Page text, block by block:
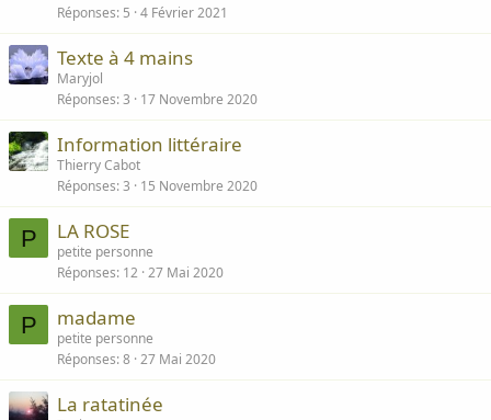
Réponses 5 4 Février 2021
Texte à 4 mains
Maryjol
Réponses 3 17 Novembre 2020
Information littéraire
Thierry Cabot
Réponses 3 15 Novembre 2020
P LA ROSE
petite personne
Réponses 12 27 Mai 2020
P madame
petite personne
Réponses 8 27 Mai 2020
La ratatinée